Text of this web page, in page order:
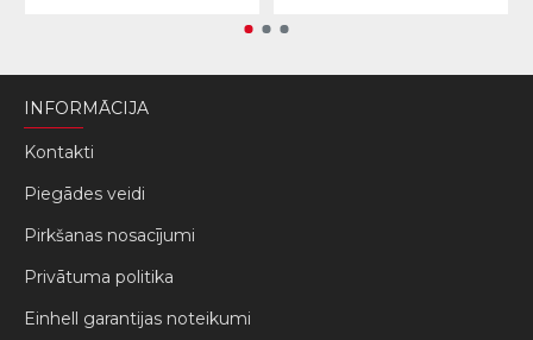
INFORMĀCIJA
Kontakti
Piegādes veidi
Pirkšanas nosacījumi
Privātuma politika
Einhell garantijas noteikumi